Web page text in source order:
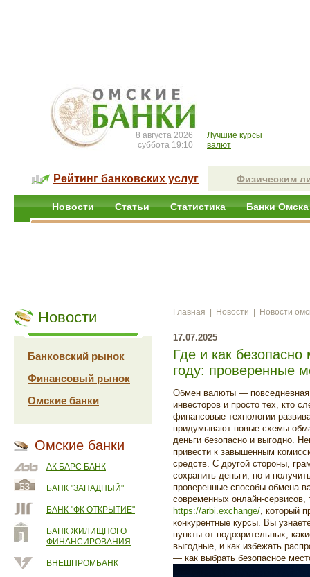
8 августа 2026
суббота 19:10
Лучшие курсы
валют
Рейтинг банковских услуг Физическим
Новости Статьи Статистика Банки Омска
Новости
Банковский рынок
Финансовый рынок
Омские банки
Омские банки
АК БАРС БАНК
БАНК "ЗАПАДНЫЙ"
БАНК "ФК ОТКРЫТИЕ"
БАНК ЖИЛИЩНОГО
ФИНАНСИРОВАНИЯ
ВНЕШПРОМБАНК
Главная Новости Новости
17.07.2025
Где и как
году: проверенные
Обмен валюты — повседневная
инвесторов и просто тех, кто
финансовые технологии
придумывают новые схемы
деньги безопасно и выгодно.
привести к завышенным
средств. С другой стороны,
сохранить деньги, но и
проверенные способы обмена
современных онлайн-сервисов,
https://arbi.exchange/, который
конкурентные курсы. Вы
пункты от подозрительных,
выгодные, и как избежать
— как выбрать безопасное